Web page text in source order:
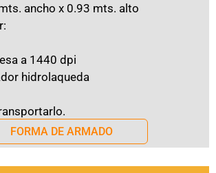
ancho x 0.93 mts. alto
a 1440 dpi
hidrolaqueda
FORMA DE ARMADO